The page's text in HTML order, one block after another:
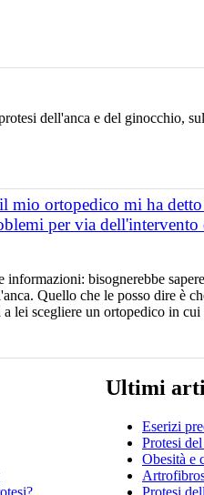
dell'anca e del ginocchio,
ortopedico mi ha
per via dell'intervento
informazioni: bisognerebbe
Quello che le posso dire è
lei scegliere un ortopedico in
Ultimi
Eserizi
Protesi
Obesità e